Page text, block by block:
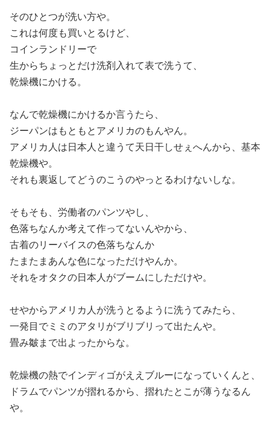
そのひとつが洗い方や。
これは何度も買いとるけど、
コインランドリーで
生からちょっとだけ洗剤入れて表で洗うて、
乾燥機にかける。
なんで乾燥機にかけるか言うたら、
ジーパンはもともとアメリカのもんやん。
アメリカ人は日本人と違うて天日干しせぇへんから、基本
乾燥機や。
それも裏返してどうのこうのやっとるわけないしな。
そもそも、労働者のパンツやし、
色落ちなんか考えて作ってないんやから、
古着のリーバイスの色落ちなんか
たまたまあんな色になっただけやんか。
それをオタクの日本人がブームにしただけや。
せやからアメリカ人が洗うとるように洗うてみたら、
一発目でミミのアタリがブリブリって出たんや。
畳み皺まで出よったからな。
乾燥機の熱でインディゴがええブルーになっていくんと、
ドラムでパンツが摺れるから、摺れたとこが薄うなるん
や。